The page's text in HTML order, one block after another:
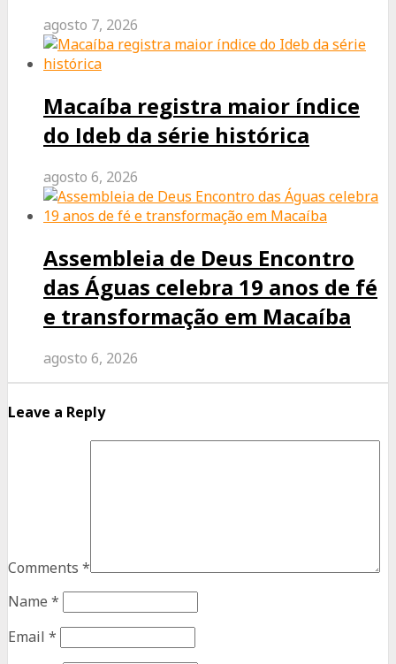
agosto 7, 2026
Macaíba registra maior índice
do Ideb da série histórica
agosto 6, 2026
Assembleia de Deus Encontro
das Águas celebra 19 anos de fé
e transformação em Macaíba
agosto 6, 2026
Leave a Reply
Comments *
Name *
Email *